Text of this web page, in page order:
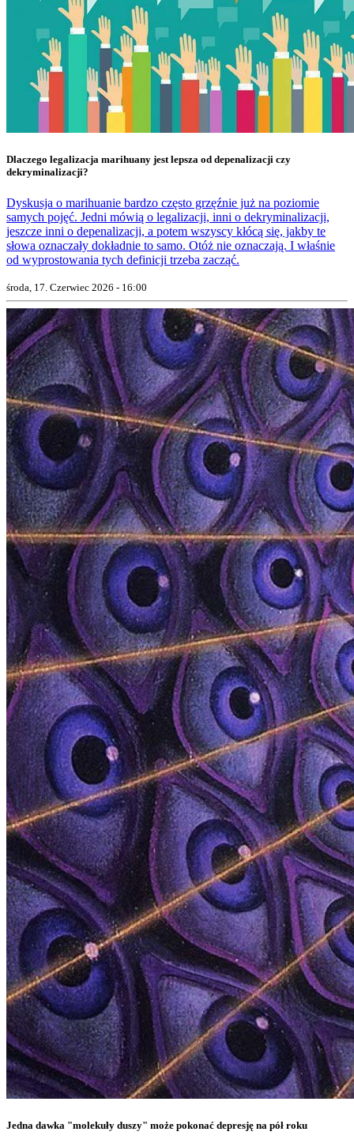
Dlaczego legalizacja marihuany jest lepsza od depenalizacji czy
dekryminalizacji?
Dyskusja o marihuanie bardzo często grzęźnie już na poziomie
samych pojęć. Jedni mówią o legalizacji, inni o dekryminalizacji,
jeszcze inni o depenalizacji, a potem wszyscy kłócą się, jakby te
słowa oznaczały dokładnie to samo. Otóż nie oznaczają. I właśnie
od wyprostowania tych definicji trzeba zacząć.
środa, 17. Czerwiec 2026 - 16:00
Jedna dawka "molekuły duszy" może pokonać depresję na pół roku